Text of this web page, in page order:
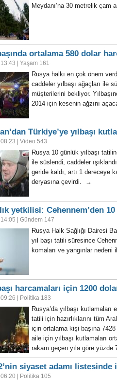
Meydanı’na 30 metrelik
ortalama 580 dolar
Yaşam 161
Rusya halkı en çok önem
caddeler yılbaşı ağaçları ile
müşterilerini bekliyor.
2014 için kesenin ağzını
Türkiye’ye yılbaşı
Video 543
Rusya 10 günlük yılbaşı
ile süslendi, caddeler
geride kaldı, artı 1 dereceye
deryasına çevirdi. →
yetkilisi: Cehennem’den 10
Gündem 147
Rusya Halk Sağlığı Dairesi
yıl başı tatili süresince
komaları ve yangınlar
harcamaları için 1200
Politika 183
Rusya’da yılbaşı
tatili için hazırlıklarını tüm
için ortalama kişi başına
aile için yılbaşı kutlamaları
rakam geçen yıla göre
siyaset adamı listesinde
Politika 105